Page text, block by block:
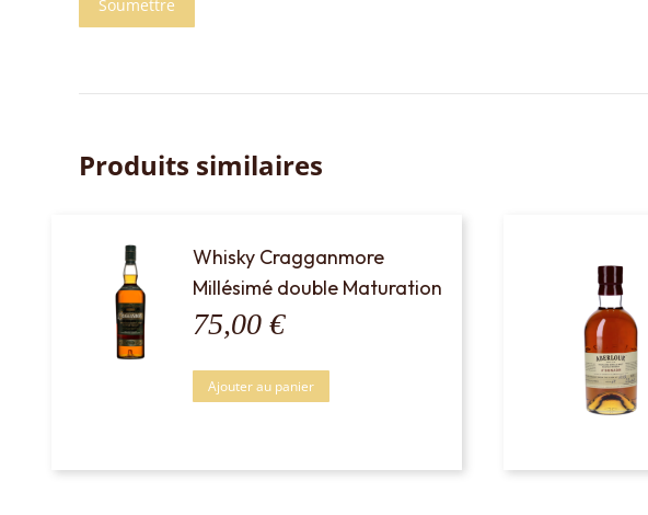
Produits similaires
Whisky Cragganmore
Millésimé double Maturation
75,00 €
Ajouter au panier